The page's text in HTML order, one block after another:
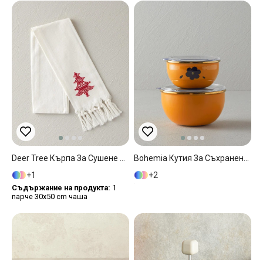
1
Съдържание на продукта: 1
парче 30x50 cm чаша
2